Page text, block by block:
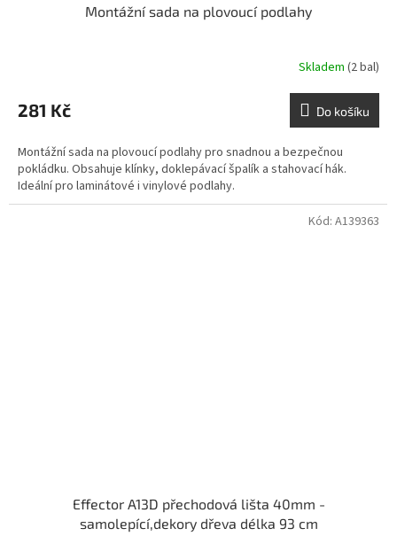
Montážní sada na plovoucí podlahy
Skladem (2 bal)
281 Kč Do košíku
Montážní sada na plovoucí podlahy pro snadnou a bezpečnou
pokládku. Obsahuje klínky, doklepávací špalík a stahovací hák.
Ideální pro laminátové i vinylové podlahy.
Effector A13D přechodová lišta 40mm -
samolepící,dekory dřeva délka 93 cm
Kód: A139363